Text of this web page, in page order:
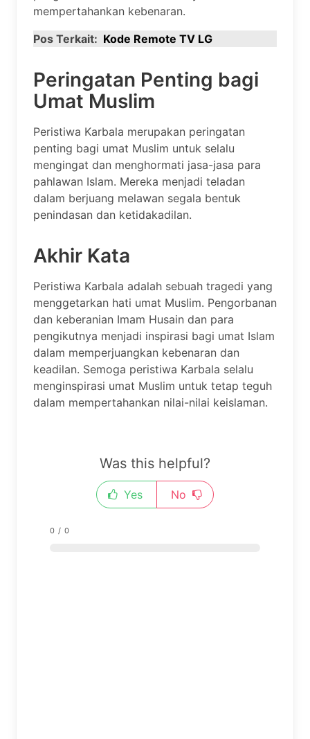
mempertahankan kebenaran.
Pos Terkait: Kode Remote TV LG
Peringatan Penting bagi
Umat Muslim
Peristiwa Karbala merupakan peringatan
penting bagi umat Muslim untuk selalu
mengingat dan menghormati jasa-jasa para
pahlawan Islam. Mereka menjadi teladan
dalam berjuang melawan segala bentuk
penindasan dan ketidakadilan.
Akhir Kata
Peristiwa Karbala adalah sebuah tragedi yang
menggetarkan hati umat Muslim. Pengorbanan
dan keberanian Imam Husain dan para
pengikutnya menjadi inspirasi bagi umat Islam
dalam memperjuangkan kebenaran dan
keadilan. Semoga peristiwa Karbala selalu
menginspirasi umat Muslim untuk tetap teguh
dalam mempertahankan nilai-nilai keislaman.
Was this helpful?
Yes No
0 / 0